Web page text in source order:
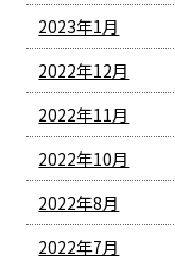
2023年1月
2022年12月
2022年11月
2022年10月
2022年8月
2022年7月